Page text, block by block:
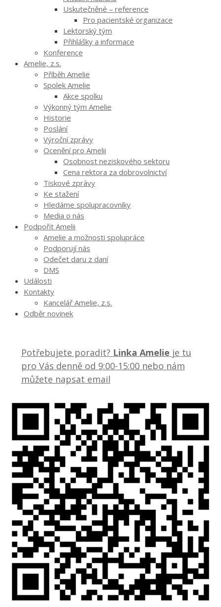
Uskutečněné – reference
Pro pacientské organizace
Lektorský tým
Přihlášky a informace
Konference
Amelie, z.s.
Příběh Amelie
Spolek Amelie
Akce spolku
Výkonný tým Amelie
Historie
Poslání
Výroční zprávy
Ocenění pro Amelii
Osobnost neziskového sektoru
Cena rektora za dobrovolnictví
Tiskové zprávy
Ke stažení
Hledáme spolupracovníky
Media o nás
Podpořit Amelii
Amelie a možnosti spolupráce
Podporují nás
Odečet daru z daní
DMS
Události
Kontakty
Kancelář Amelie, z.s.
Odběr novinek
Potřebujete poradit? Linka Amelie je tu
pro Vás denně od 9:00-15:00 nebo nám
můžete napsat email